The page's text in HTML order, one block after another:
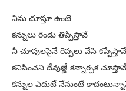
నిను చూస్తూ ఉంటె
కన్నులు రెండు తిప్పేస్తావే
నీ చూపులపైనే రెప్పలు వేసి కప్పేస్తావే
కనిపించని దేవుణ్ణే కన్నార్పక చూస్తావే
కన్నుల ఎదుటే నేనుంటే